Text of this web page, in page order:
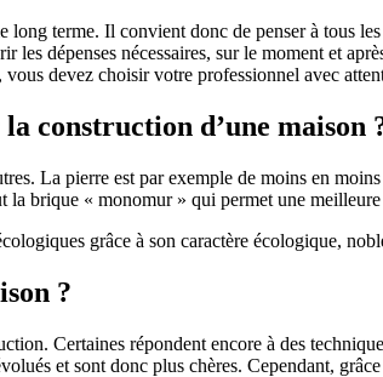
long terme. Il convient donc de penser à tous
les dépenses nécessaires, sur le moment et
devez choisir votre professionnel avec
construction d’une maison
La pierre est par exemple de moins en
la brique « monomur » qui permet une
grâce à son caractère écologique,
?
Certaines répondent encore à des
et sont donc plus chères. Cependant,